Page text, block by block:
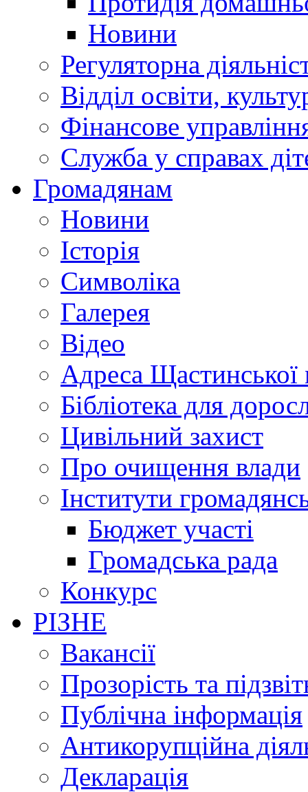
Новини
Регуляторна
Відділ освіти,
Фінансове
Служба у справах
Громадянам
Новини
Історія
Символіка
Галерея
Відео
Адреса Щастинської
Бібліотека для
Цивільний захист
Про очищення влади
Інститути
Бюджет участі
Громадська рада
Конкурс
РІЗНЕ
Вакансії
Прозорість та
Публічна інформація
Антикорупційна
Декларація